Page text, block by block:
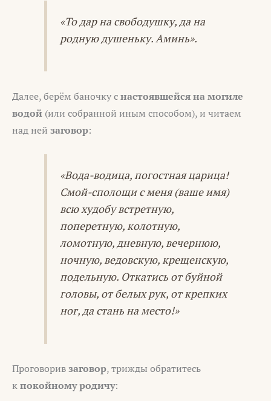
«То дар на свободушку, да на
родную душеньку. Аминь».
Далее, берём баночку снастоявшейся на могиле
водой (или собранной иным способом), и читаем
над ней заговор:
«Вода-водица, погостная царица!
Смой-сполощи с меня (ваше имя)
всю худобу встретную,
поперетную, колотную,
ломотную, дневную, вечернюю,
ночную, ведовскую, крещенскую,
подельную. Откатись от буйной
головы, от белых рук, от крепких
ног, да стань на место!»
Проговоривзаговор, трижды обратитесь
кпокойному родичу: